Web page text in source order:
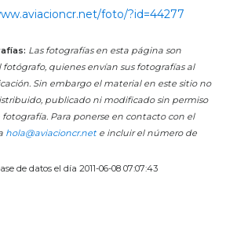
foto/?id=44277
Las fotografías en esta página son
quienes envían sus fotografías al
Sin embargo el material en este sitio no
publicado ni modificado sin permiso
Para ponerse en contacto con el
hola@aviacioncr.nete incluir el número de
de datos el día 2011-06-08 07:07:43